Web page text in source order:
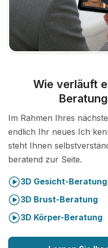
Wie verläuft
Im Rahmen Ihres
endlich Ihr neues Ich
steht Ihnen
beratend zur Seite.
3D Gesicht-Beratung
3D Brust-Beratung
3D Körper-Beratung